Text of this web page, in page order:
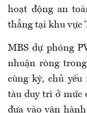
hoạt động an
thẳng tại khu vực
MBS dự phóng
nhuận ròng
cùng kỳ, chủ
tàu duy trì ở mức
đưa vào vận